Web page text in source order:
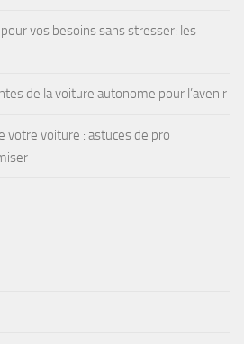
vos besoins sans stresser: les
de la voiture autonome pour l’avenir
votre voiture : astuces de pro